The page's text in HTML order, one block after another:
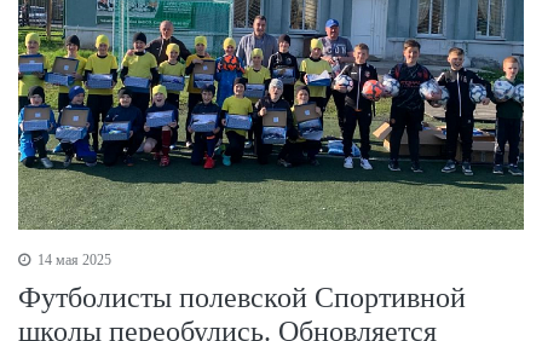
14 мая 2025
Футболисты полевской Спортивной
школы переобулись. Обновляется